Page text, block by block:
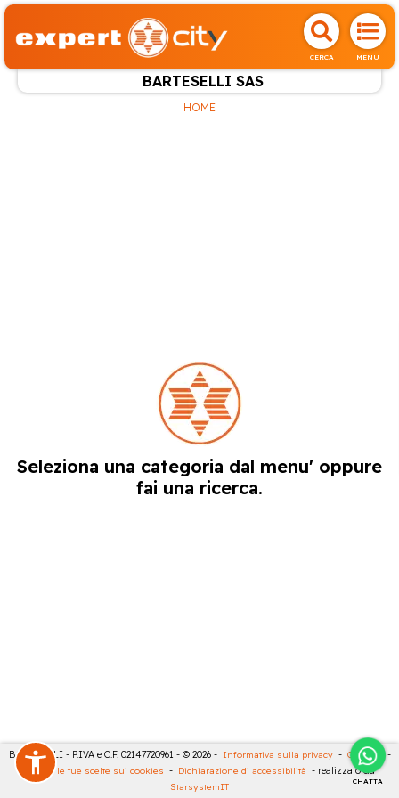
CERCA MENU
BARTESELLI SAS
CHATTA
HOME
Seleziona una categoria dal menu' oppure
fai una ricerca.
BARTESELLI - P.IVA e C.F. 02147720961 - © 2026 - Informativa sulla privacy - Cookies
-
Rivedi le tue scelte sui cookies - Dichiarazione di accessibilità - realizzato da
StarsystemIT